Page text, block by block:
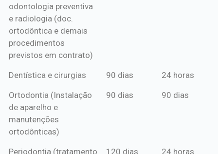
odontologia preventiva
e radiologia (doc.
ortodôntica e demais
procedimentos
previstos em contrato)
Dentística e cirurgias 90 dias 24 horas
Ortodontia (Instalação
de aparelho e
manutenções
ortodônticas)
90 dias 90 dias
Periodontia (tratamento
120 dias 24 horas